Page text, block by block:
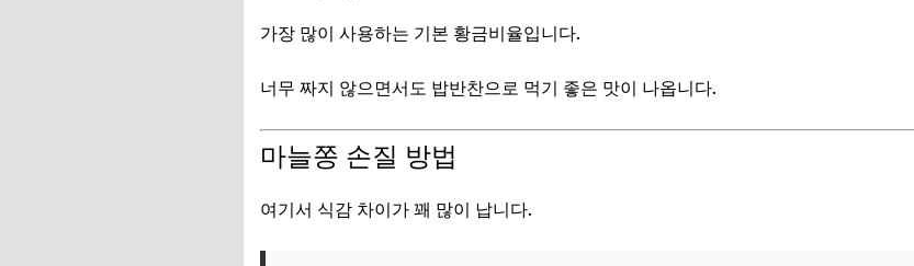
가장 많이 사용하는 기본 황금비율입니다.
너무 짜지 않으면서도 밥반찬으로 먹기 좋은 맛이 나옵니다.
마늘쫑 손질 방법
여기서 식감 차이가 꽤 많이 납니다.